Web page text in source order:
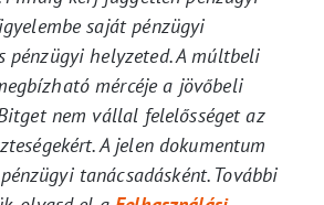
saját pénzügyi
pénzügyi helyzeted. A múltbeli
mércéje a jövőbeli
nem vállal felelősséget az
A jelen dokumentum
tanácsadásként. További